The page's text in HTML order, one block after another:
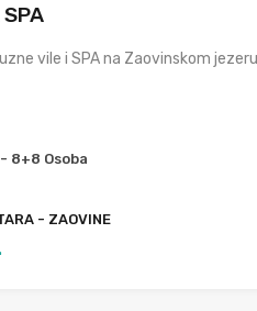
vile i SPA na Zaovinskom
- 8+8 Osoba
- ZAOVINE